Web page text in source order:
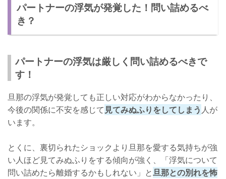
旦那の浮気を見てみぬ振りはダメ！厳しく対処しよう
パートナーの浮気が発覚した！問い詰めるべ
き？
パートナーの浮気は厳しく問い詰めるべきで
す！
旦那の浮気が発覚しても正しい対応がわからなかったり、
今後の関係に不安を感じて 見てみぬふりをしてしまう 人が
います。
とくに、裏切られたショックより旦那を愛する気持ちが強
い人ほど見てみぬふりをする傾向が強く、「浮気について
問い詰めたら離婚するかもしれない」と旦那との別れを怖